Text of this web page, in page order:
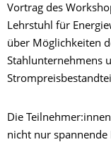
Vortrag des
Lehrstuhl für
über Möglichkeiten
Stahlunternehmens
Die
nicht nur